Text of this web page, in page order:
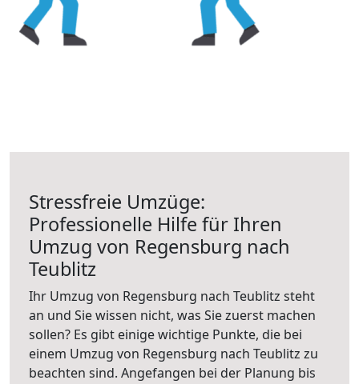
Stressfreie Umzüge:
Professionelle Hilfe für Ihren
Umzug von Regensburg nach
Teublitz
Ihr Umzug von Regensburg nach Teublitz steht
an und Sie wissen nicht, was Sie zuerst machen
sollen? Es gibt einige wichtige Punkte, die bei
einem Umzug von Regensburg nach Teublitz zu
beachten sind. Angefangen bei der Planung bis